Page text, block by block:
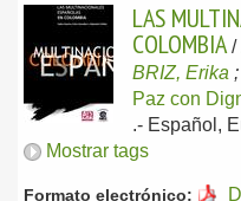
LAS
COLOMBIA /
BRIZ, Erika ;
Paz con
.- Español,
Mostrar tags
Formato electrónico: